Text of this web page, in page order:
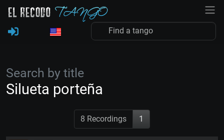
Search by title
Silueta porteña
8 Recordings 1